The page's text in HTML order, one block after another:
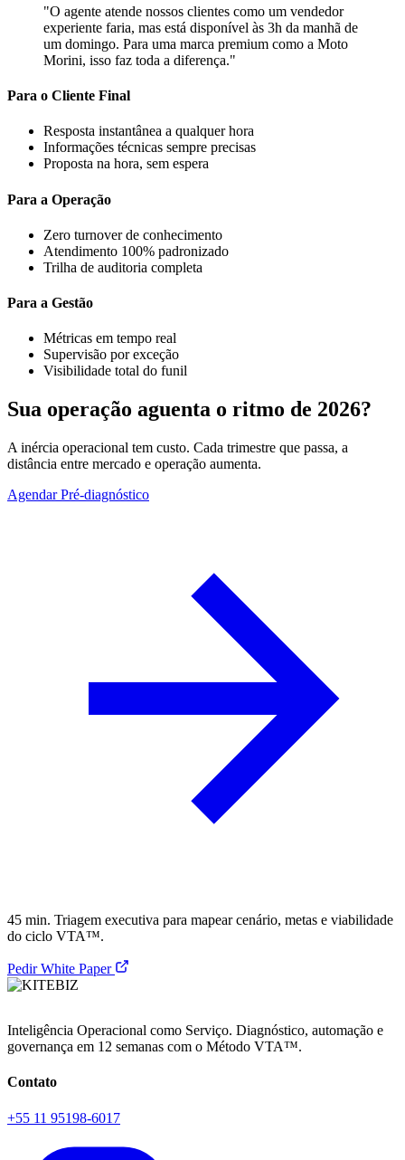
"O agente atende nossos clientes como um vendedor
experiente faria, mas está disponível às 3h da manhã de
um domingo. Para uma marca premium como a Moto
Morini, isso faz toda a diferença."
Para o Cliente Final
Resposta instantânea a qualquer hora
Informações técnicas sempre precisas
Proposta na hora, sem espera
Para a Operação
Zero turnover de conhecimento
Atendimento 100% padronizado
Trilha de auditoria completa
Para a Gestão
Métricas em tempo real
Supervisão por exceção
Visibilidade total do funil
Sua operação aguenta o ritmo de 2026?
A inércia operacional tem custo. Cada trimestre que passa, a
distância entre mercado e operação aumenta.
Agendar Pré-diagnóstico
45 min. Triagem executiva para mapear cenário, metas e viabilidade
do ciclo VTA™.
Pedir White Paper
Inteligência Operacional como Serviço. Diagnóstico, automação e
governança em 12 semanas com o Método VTA™.
Contato
+55 11 95198-6017